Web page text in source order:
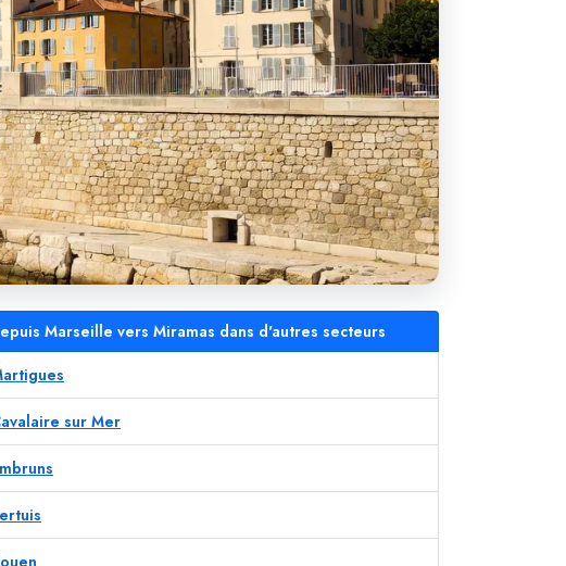
Marseille vers Miramas dans d'autres secteurs
sur Mer